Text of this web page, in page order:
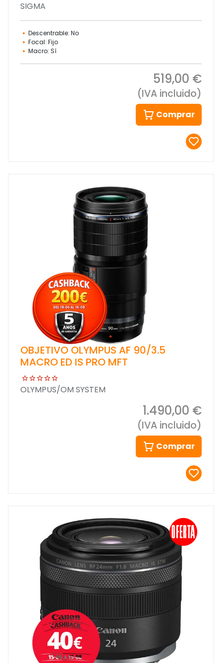
SIGMA
Descentrable: No
Focal: Fijo
Macro: Sí
519,00 €
(IVA incluido)
Comprar
OBJETIVO OLYMPUS AF 90/3.5
MACRO ED IS PRO MFT
OLYMPUS/OM SYSTEM
1.490,00 €
(IVA incluido)
Comprar